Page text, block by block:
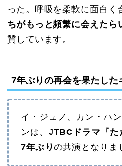
った。呼吸を柔軟に面白く
ちがもっと頻繁に会えたら
賛しています。
7年ぶりの再会を果たした
イ・ジュノ、カン・ハ
ンは、 JTBCドラマ『た
7年ぶり の共演となりま